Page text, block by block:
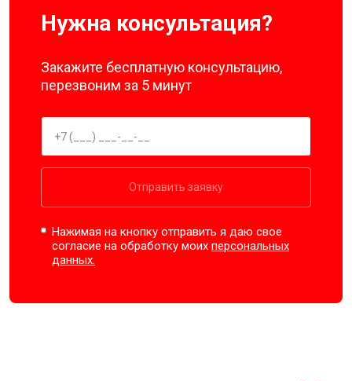
Нужна консультация?
Закажите бесплатную консультацию,
перезвоним за 5 минут
Отправить заявку
Нажимая на кнопку отправить я даю свое
согласие на обработку моихперсональных
данных.